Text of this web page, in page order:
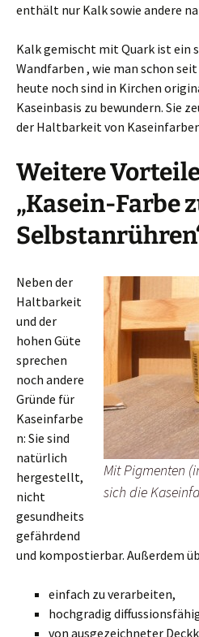
enthält nur Kalk sowie andere
Kalk gemischt mit Quark ist ein
Wandfarben , wie man schon
heute noch sind in Kirchen
Kaseinbasis zu bewundern. Sie
der Haltbarkeit von
Weitere
„Kasein-Farbe
Mit Pigmenten
sich die
Neben der
Haltbarkeit
und der
hohen Güte
sprechen
noch andere
Gründe für
Kaseinfarbe
n: Sie sind
natürlich
hergestellt,
nicht
gesundheits
gefährdend
und kompostierbar. Außerdem
einfach zu verarbeiten,
hochgradig
von ausgezeichneter